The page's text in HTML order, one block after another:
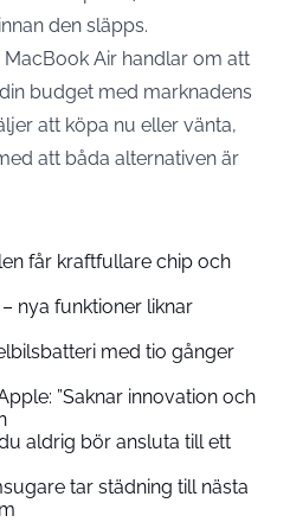
den släpps.
Air handlar om att
budget med marknadens
att köpa nu eller vänta,
att båda alternativen är
får kraftfullare chip och
nya funktioner liknar
med tio gånger
”Saknar innovation och
aldrig bör ansluta till ett
tar städning till nästa